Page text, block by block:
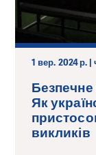
1 вер. 2024 р.
Як
викликів